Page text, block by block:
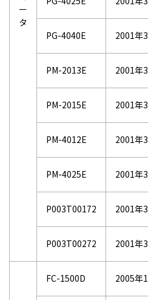
ー
タ
PG-4040E 2001年
PM-2013E 2001年
PM-2015E 2001年
PM-4012E 2001年
PM-4025E 2001年
P003T00172 2001年
P003T00272 2001年
FC-1500D 2005年